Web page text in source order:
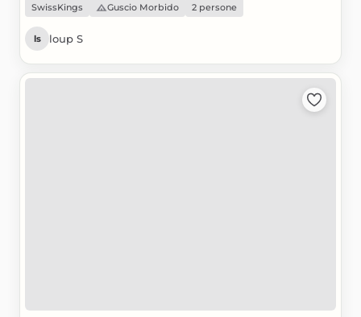
SwissKings Guscio Morbido 2 persone
ls loup S